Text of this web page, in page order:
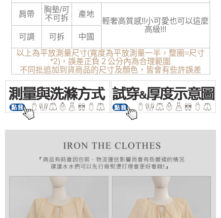
肩帶
胸墊/可
不可拆
產地
輕奢高質感!!小可愛也可以這麼
高級!!!
可調
可拆
中國
以上為平放測量尺寸(寬度為平放測量一半，整圈=尺寸
*2)，誤差正負２公分內為合理範圍
不同批追加到貨商品的尺寸及顏色，皆會有些許誤差